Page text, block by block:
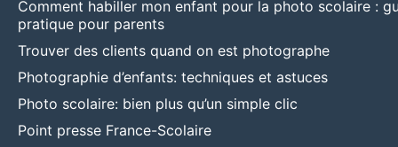
Comment habiller mon enfant pour la photo scolaire :
pratique pour parents
Trouver des clients quand on est photographe
Photographie d’enfants: techniques et astuces
Photo scolaire: bien plus qu’un simple clic
Point presse France-Scolaire